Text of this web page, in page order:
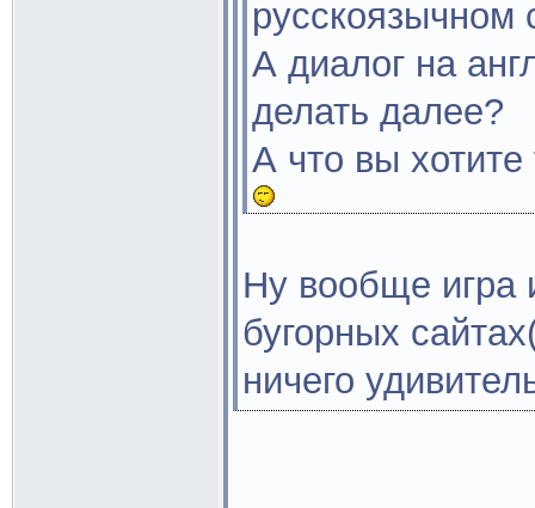
русскоязычном
А диалог на
делать далее?
А что вы
Ну вообще игра
бугорных
ничего